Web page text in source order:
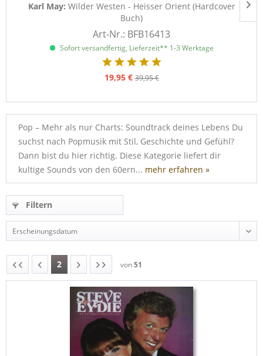
Karl May: Wilder Westen - Heisser Orient (Hardcover
Buch)
Art-Nr.: BFB16413
Sofort versandfertig, Lieferzeit** 1-3 Werktage
19,95 € 39,95 €
Pop – Mehr als nur Charts: Soundtrack deines Lebens Du
suchst nach Popmusik mit Stil, Geschichte und Gefühl?
Dann bist du hier richtig. Diese Kategorie liefert dir
kultige Sounds von den 60ern... mehr erfahren »
Filtern
2 von51